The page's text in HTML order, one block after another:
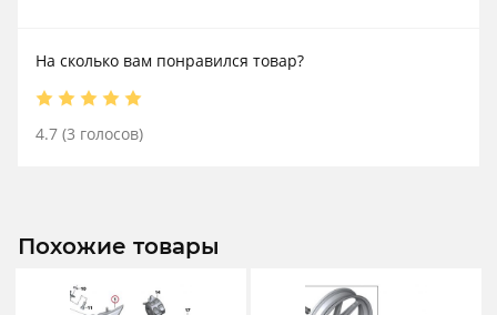
На сколько вам понравился товар?
4.7 (3 голосов)
Похожие товары